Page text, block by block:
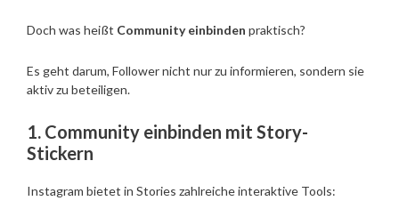
Doch was heißt Community einbinden praktisch?
Es geht darum, Follower nicht nur zu informieren, sondern sie
aktiv zu beteiligen.
1. Community einbinden mit Story-
Stickern
Instagram bietet in Stories zahlreiche interaktive Tools: